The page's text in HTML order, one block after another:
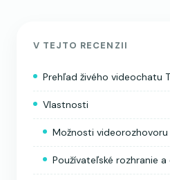
V TEJTO RECENZII
Prehľad živého videochatu
Vlastnosti
Možnosti
Používateľské rozhranie a